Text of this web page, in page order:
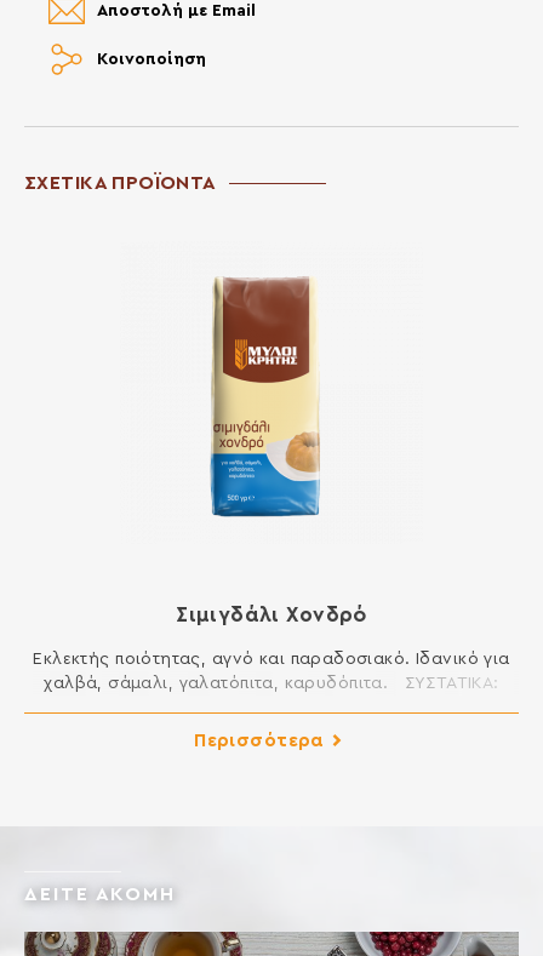
Κοινοποίηση
Αποστολή με Email
ΣΧΕΤΙΚΑ ΠΡΟΪΟΝΤΑ
Σιμιγδάλι Χονδρό
Εκλεκτής ποιότητας, αγνό και παραδοσιακό. Ιδανικό για
χαλβά, σάμαλι, γαλατόπιτα, καρυδόπιτα. ΣΥΣΤΑΤΙΚΑ:
ίχνη γάλακτος, αυγού, λούπινου και σόγιας.
Περισσότερα
ΔΕΙΤΕ ΑΚΟΜΗ